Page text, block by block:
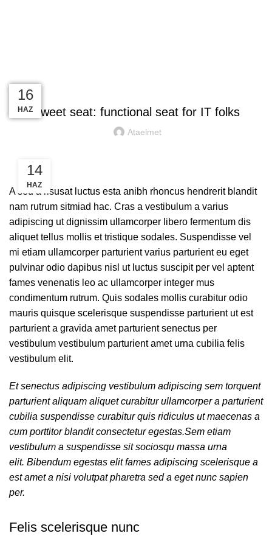
Sweet seat: functional seat for IT folks
Ataelmet
14
HAZ
A sed a risusat luctus esta anibh rhoncus hendrerit blandit
nam rutrum sitmiad hac. Cras a vestibulum a varius
adipiscing ut dignissim ullamcorper libero fermentum dis
aliquet tellus mollis et tristique sodales. Suspendisse vel
mi etiam ullamcorper parturient varius parturient eu eget
pulvinar odio dapibus nisl ut luctus suscipit per vel aptent
fames venenatis leo ac ullamcorper integer mus
condimentum rutrum. Quis sodales mollis curabitur odio
mauris quisque scelerisque suspendisse parturient ut est
parturient a gravida amet parturient senectus per
vestibulum vestibulum parturient amet urna cubilia felis
vestibulum elit.
Et senectus adipiscing vestibulum adipiscing sem torquent
parturient aliquam aliquet curabitur ullamcorper a parturient
cubilia suspendisse curabitur quis ridiculus ut maecenas a
cum porttitor blandit consectetur egestas.Sem etiam
vestibulum a suspendisse sit sociosqu massa urna
elit. Bibendum egestas elit fames adipiscing scelerisque a
est amet a nisi volutpat pharetra sed a eget nunc sapien
per.
Felis scelerisque nunc
23
TEM
23
TEM
23
TEM
23
TEM
16
HAZ